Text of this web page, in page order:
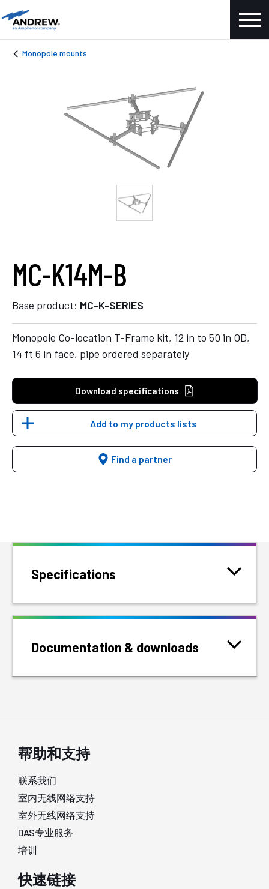
Monopole mounts
MC-K14M-B
Base product: MC-K-SERIES
Monopole Co-location T-Frame kit, 12 in to 50 in OD,
14 ft 6 in face, pipe ordered separately
Download specifications
Add to my products lists
Find a partner
Specifications
Documentation & downloads
帮助和支持
联系我们
室内无线网络支持
室外无线网络支持
DAS专业服务
培训
快速链接